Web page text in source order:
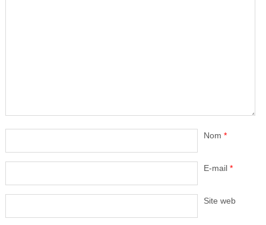
Nom *
E-mail *
Site web